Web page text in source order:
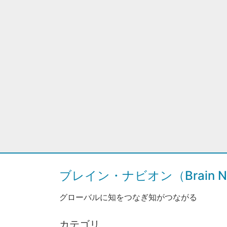
ブレイン・ナビオン（Brain
グローバルに知をつなぎ知がつながる
カテゴリ